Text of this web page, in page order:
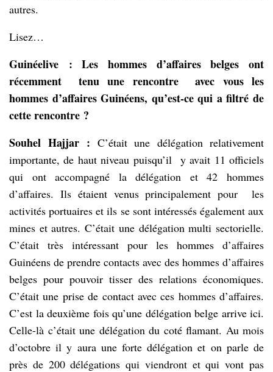
autres.
Lisez…
Guinéelive : Les hommes d’affaires belges ont
récemment tenu une rencontre avec vous les
hommes d’affaires Guinéens, qu’est-ce qui a filtré de
cette rencontre ?
Souhel Hajjar : C’était une délégation relativement
importante, de haut niveau puisqu’il y avait 11 officiels
qui ont accompagné la délégation et 42 hommes
d’affaires. Ils étaient venus principalement pour les
activités portuaires et ils se sont intéressés également aux
mines et autres. C’était une délégation multi sectorielle.
C’était très intéressant pour les hommes d’affaires
Guinéens de prendre contacts avec des hommes d’affaires
belges pour pouvoir tisser des relations économiques.
C’était une prise de contact avec ces hommes d’affaires.
C’est la deuxième fois qu’une délégation belge arrive ici.
Celle-là c’était une délégation du coté flamant. Au mois
d’octobre il y aura une forte délégation et on parle de
près de 200 délégations qui viendront et qui vont pas